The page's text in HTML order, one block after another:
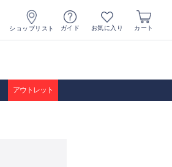
ショップリスト ガイド お気に入り カート
アウトレット